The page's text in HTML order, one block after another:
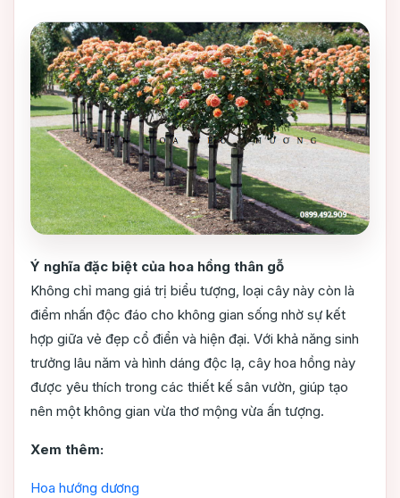
Ý nghĩa đặc biệt của hoa hồng thân gỗ
Không chỉ mang giá trị biểu tượng, loại cây này còn là
điểm nhấn độc đáo cho không gian sống nhờ sự kết
hợp giữa vẻ đẹp cổ điển và hiện đại. Với khả năng sinh
trưởng lâu năm và hình dáng độc lạ, cây hoa hồng này
được yêu thích trong các thiết kế sân vườn, giúp tạo
nên một không gian vừa thơ mộng vừa ấn tượng.
Xem thêm:
Hoa hướng dương